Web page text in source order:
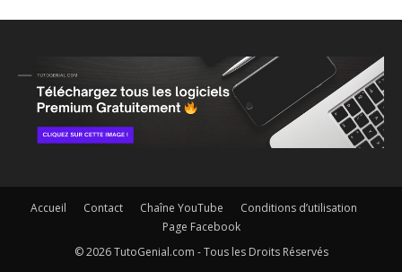
Accueil Contact Chaîne YouTube
Conditions d’utilisation
Page Facebook
© 2026 TutoGenial.com - Tous les Droits Réservés